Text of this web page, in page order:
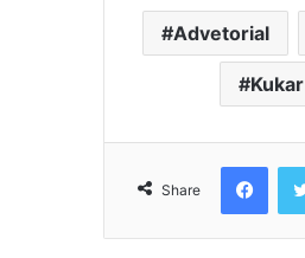
Advetorial
Kukar
Share